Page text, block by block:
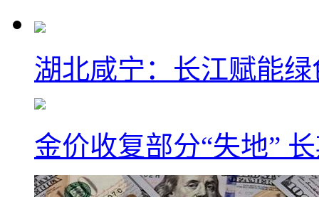
湖北咸宁：长江赋能
金价收复部分“失地”